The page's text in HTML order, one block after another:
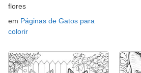
flores
em Páginas de Gatos para
colorir